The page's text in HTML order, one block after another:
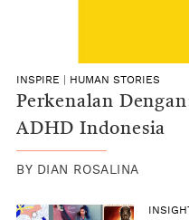
INSPIRE HUMAN STORIES
Perkenalan
ADHD Indonesia
BY DIAN ROSALINA